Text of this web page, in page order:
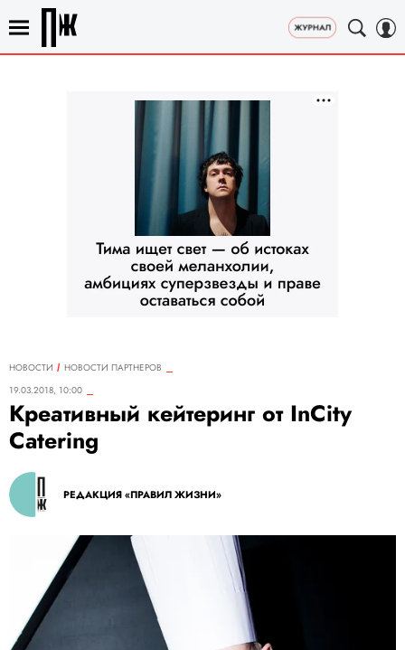
НОВОСТИ
НОВОСТИ ПАРТНЕРОВ
19.03.2018, 10:00
Креативный кейтеринг от InCity
Catering
РЕДАКЦИЯ «ПРАВИЛ ЖИЗНИ»